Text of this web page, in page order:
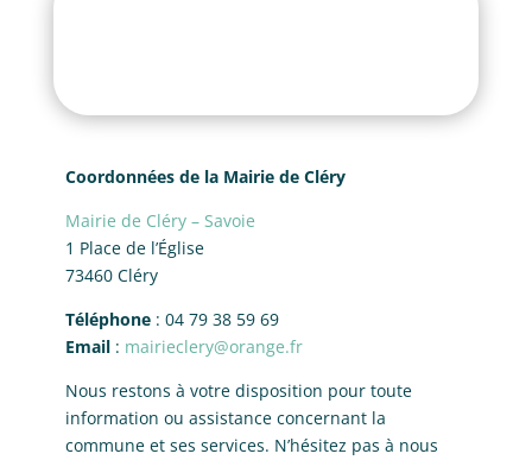
Coordonnées de la Mairie de Cléry
Mairie de Cléry – Savoie
1 Place de l’Église
73460 Cléry
Téléphone: 04 79 38 59 69
Email: mairieclery@orange.fr
Nous restons à votre disposition pour toute
information ou assistance concernant la
commune et ses services. N’hésitez pas à nous